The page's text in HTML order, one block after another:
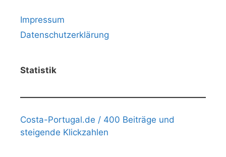
Impressum
Datenschutzerklärung
Statistik
Costa-Portugal.de / 400 Beiträge und
steigende Klickzahlen